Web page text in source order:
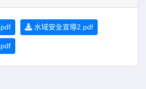
水域安全宣導2.pdf